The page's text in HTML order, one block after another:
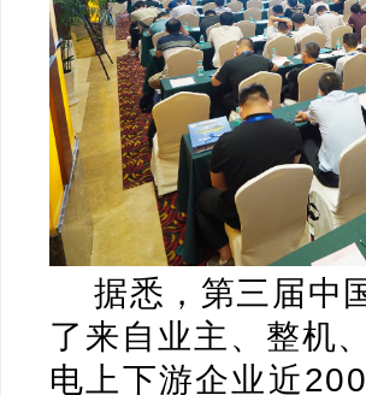
据悉，第三届中
了来自业主、整机
电上下游企业近